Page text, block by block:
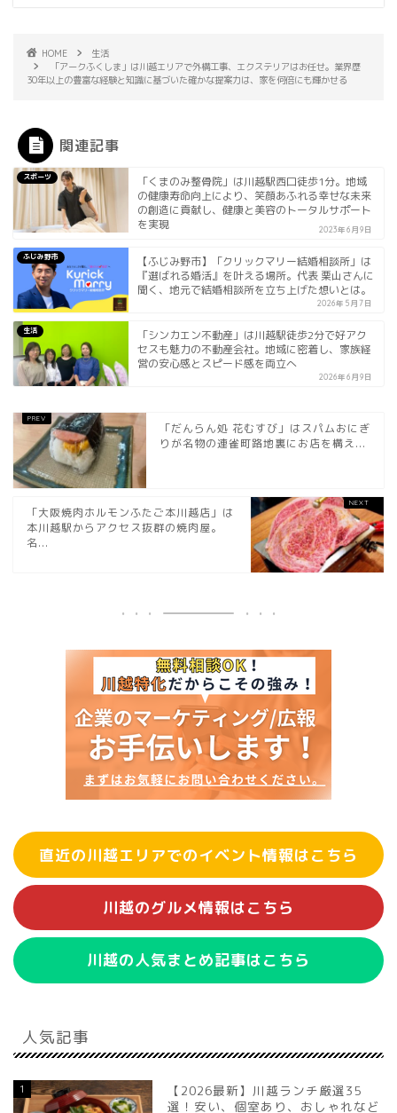
HOME
生活
「アークふくしま」は川越エリアで外構工事、エクステリアはお任せ。業界歴
30年以上の豊富な経験と知識に基づいた確かな提案力は、家を何倍にも輝かせる
関連記事
スポーツ
「くまのみ整骨院」は川越駅西口徒歩1分。地域
の健康寿命向上により、笑顔あふれる幸せな未来
の創造に貢献し、健康と美容のトータルサポート
を実現
2023年6月9日
ふじみ野市
【ふじみ野市】「クリックマリー結婚相談所」は
『選ばれる婚活』を叶える場所。代表 栗山さんに
聞く、地元で結婚相談所を立ち上げた想いとは。
2026年5月7日
生活
「シンカエン不動産」は川越駅徒歩2分で好アク
セスも魅力の不動産会社。地域に密着し、家族経
営の安心感とスピード感を両立へ
2026年6月9日
「だんらん処 花むすび」はスパムおにぎ
りが名物の連雀町路地裏にお店を構え...
「大阪焼肉ホルモンふたご本川越店」は
本川越駅からアクセス抜群の焼肉屋。
名...
直近の川越エリアでのイベント情報はこちら
川越のグルメ情報はこちら
川越の人気まとめ記事はこちら
人気記事
1
【2026最新】川越ランチ厳選35
選！安い、個室あり、おしゃれなど